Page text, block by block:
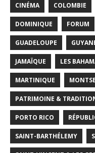
CINÉMA COLOMBIE
DOMINIQUE FORUM
GUADELOUPE
JAMAÏQUE LES
MARTINIQUE
PATRIMOINE &
PORTO RICO
SAINT-BARTHÉLEMY